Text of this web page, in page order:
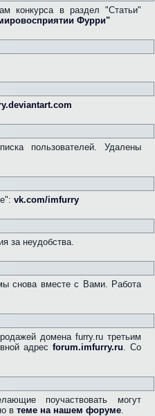
конкурса в раздел "Статьи"
Фурри"
пользователей. Удалены
vk.com/imfurry
за неудобства.
снова вместе с Вами. Работа
домена furry.ru третьим
адрес forum.imfurry.ru. Со
поучаствовать могут
в теме на нашем форуме.